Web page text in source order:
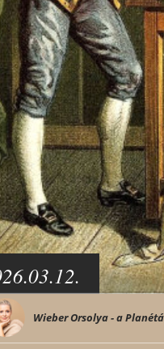
Wieber Orsolya - a